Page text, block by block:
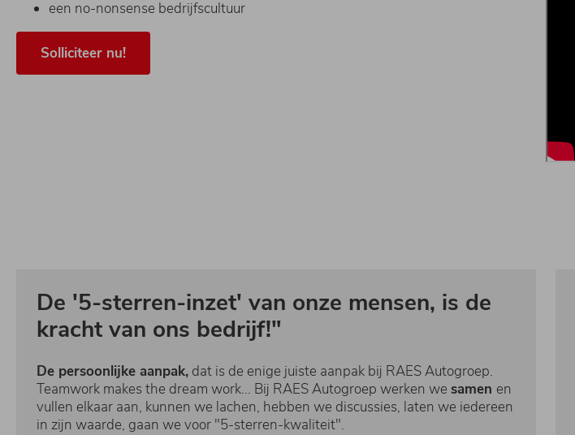
een no-nonsense bedrijfscultuur
Solliciteer nu!
De '5-sterren-inzet' van onze mensen, is de
kracht van ons bedrijf!"
De persoonlijke aanpak, dat is de enige juiste aanpak bij RAES Autogroep.
Teamwork makes the dream work... Bij RAES Autogroep werken we samen en
vullen elkaar aan, kunnen we lachen, hebben we discussies, laten we iedereen
in zijn waarde, gaan we voor "5-sterren-kwaliteit".